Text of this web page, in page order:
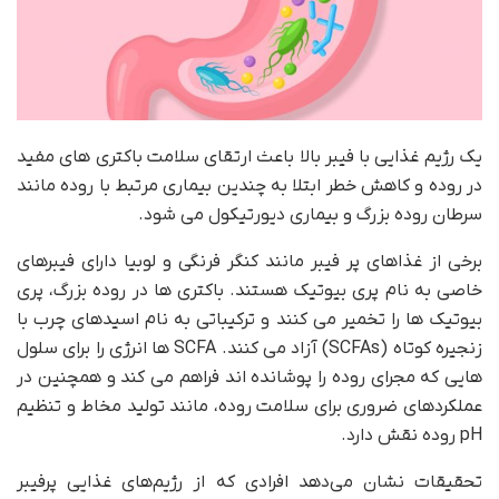
یک رژیم غذایی با فیبر بالا باعث ارتقای سلامت باکتری های مفید
در روده و کاهش خطر ابتلا به چندین بیماری مرتبط با روده مانند
سرطان روده بزرگ و بیماری دیورتیکول می شود.
برخی از غذاهای پر فیبر مانند کنگر فرنگی و لوبیا دارای فیبرهای
خاصی به نام پری بیوتیک هستند. باکتری ها در روده بزرگ، پری
بیوتیک ها را تخمیر می کنند و ترکیباتی به نام اسیدهای چرب با
زنجیره کوتاه (SCFAs) آزاد می کنند. SCFA ها انرژی را برای سلول
هایی که مجرای روده را پوشانده اند فراهم می کند و همچنین در
عملکردهای ضروری برای سلامت روده، مانند تولید مخاط و تنظیم
pH روده نقش دارد.
تحقیقات نشان می‌دهد افرادی که از رژیم‌های غذایی پرفیبر